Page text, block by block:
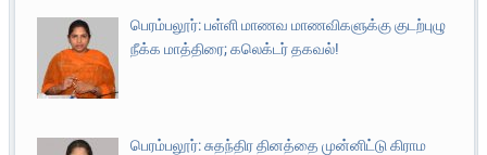
பெரம்பலூர்: பள்ளி மாணவ மாணவிகளுக்கு குடற்புழு
நீக்க மாத்திரை; கலெக்டர் தகவல்!
பெரம்பலூர்: சுதந்திர தினத்தை முன்னிட்டு கிராம